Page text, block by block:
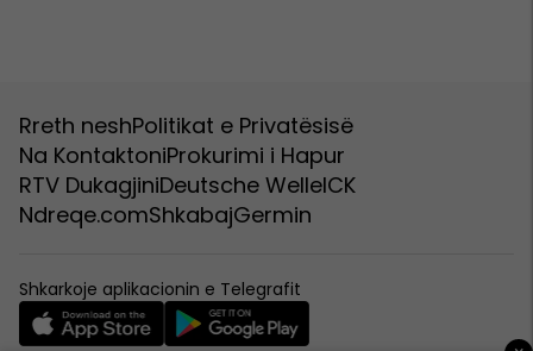
Rreth neshPolitikat e Privatësisë
Na KontaktoniProkurimi i Hapur
RTV DukagjiniDeutsche WelleICK
Ndreqe.comShkabajGermin
Shkarkoje aplikacionin e Telegrafit